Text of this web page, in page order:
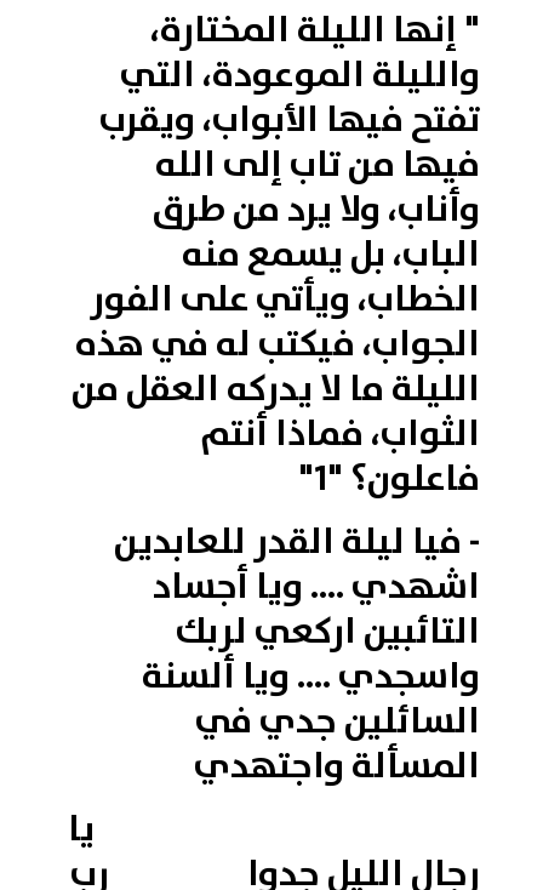
" إنها الليلة المختارة،
والليلة الموعودة، التي
تفتح فيها الأبواب، ويقرب
فيها من تاب إلى الله
وأناب، ولا يرد من طرق
الباب، بل يسمع منه
الخطاب، ويأتي على الفور
الجواب، فيكتب له في هذه
الليلة ما لا يدركه العقل من
الثواب، فماذا أنتم
فاعلون؟ "1"
- فيا ليلة القدر للعابدين
اشهدي .... ويا أجساد
التائبين اركعي لربك
واسجدي .... ويا ألسنة
السائلين جدي في
المسألة واجتهدي
يا
رجال الليل جدوا رب